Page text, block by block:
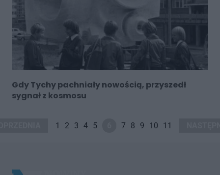
Gdy Tychy pachniały nowością, przyszedł
sygnał z kosmosu
1 2 3 4 5 7 8 9 10 11